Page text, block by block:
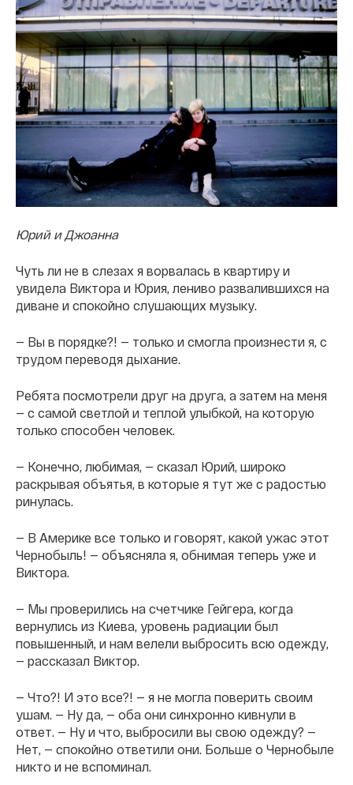
Юрий и Джоанна
Чуть ли не в слезах я ворвалась в квартиру и
увидела Виктора и Юрия, лениво развалившихся на
диване и спокойно слушающих музыку.
— Вы в порядке?! — только и смогла произнести я, с
трудом переводя дыхание.
Ребята посмотрели друг на друга, а затем на меня
— с самой светлой и теплой улыбкой, на которую
только способен человек.
— Конечно, любимая, — сказал Юрий, широко
раскрывая объятья, в которые я тут же с радостью
ринулась.
— В Америке все только и говорят, какой ужас этот
Чернобыль! — объясняла я, обнимая теперь уже и
Виктора.
— Мы проверились на счетчике Гейгера, когда
вернулись из Киева, уровень радиации был
повышенный, и нам велели выбросить всю одежду,
— рассказал Виктор.
— Что?! И это все?! — я не могла поверить своим
ушам. — Ну да, — оба они синхронно кивнули в
ответ. — Ну и что, выбросили вы свою одежду? —
Нет, — спокойно ответили они. Больше о Чернобыле
никто и не вспоминал.